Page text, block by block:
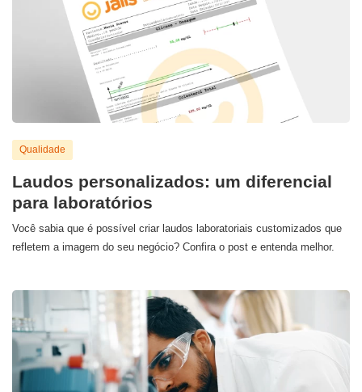
Qualidade
Laudos personalizados: um diferencial
para laboratórios
Você sabia que é possível criar laudos laboratoriais customizados que
refletem a imagem do seu negócio? Confira o post e entenda melhor.